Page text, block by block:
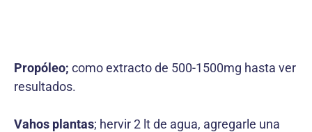
Propóleo; como extracto de 500-1500mg hasta ver
resultados.
Vahos plantas; hervir 2 lt de agua, agregarle una